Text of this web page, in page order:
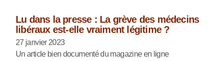
Lu dans la presse : La grève des médecins
libéraux est-elle vraiment légitime ?
27 janvier 2023
Un article bien documenté du magazine en ligne